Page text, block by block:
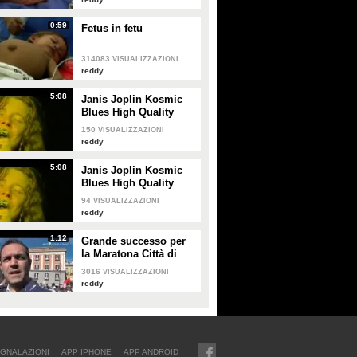
0:59 Fetus in fetu
314083 VISUALIZZAZIONI
reddy
5:08
Janis Joplin Kosmic
Blues High Quality
150 VISUALIZZAZIONI
reddy
5:08
Janis Joplin Kosmic
Blues High Quality
94 VISUALIZZAZIONI
reddy
1:12
Grande successo per
la Maratona Città di
Napoli
3016 VISUALIZZAZIONI
reddy
APP IPHONE APP ANDROID